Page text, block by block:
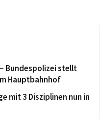
Bundespolizei stellt
Hauptbahnhof
mit 3 Disziplinen nun in